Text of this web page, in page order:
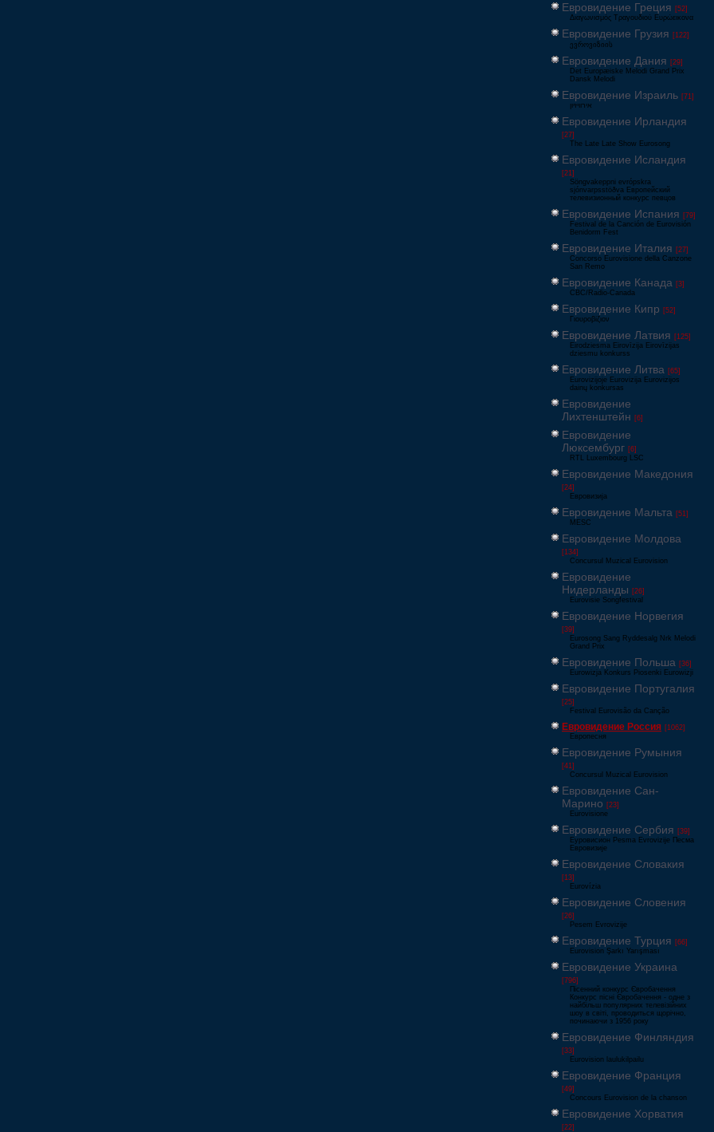
Евровидение Греция [52]
Διαγωνισμός Τραγουδιού Ευρώεικονα
Евровидение Грузия [122]
ევროვიზიის
Евровидение Дания [29]
Det Europæiske Melodi Grand Prix
Dansk Melodi
Евровидение Израиль [71]
‏אירוויזיון
Евровидение Ирландия
[27]
The Late Late Show Eurosong
Евровидение Исландия
[21]
Söngvakeppni evrópskra
sjónvarpsstöðva Европейский
телевизионный конкурс певцов
Евровидение Испания [79]
Festival de la Canción de Eurovisión
Benidorm Fest
Евровидение Италия [27]
Concorso Eurovisione della Canzone
San Remo
Евровидение Канада [3]
CBC/Radio-Canada
Евровидение Кипр [52]
Γιουροβίζιον
Евровидение Латвия [125]
Eirodziesma Eirovīzija Eirovīzijas
dziesmu konkurss
Евровидение Литва [65]
Eurovizijoje Eurovizija Eurovizijos
dainų konkursas
Евровидение
Лихтенштейн [6]
Евровидение
Люксембург [6]
RTL Luxembourg LSC
Евровидение Македония
[24]
Евровизија
Евровидение Мальта [51]
MESC
Евровидение Молдова
[134]
Concursul Muzical Eurovision
Евровидение
Нидерланды [26]
Eurovisie Songfestival
Евровидение Норвегия
[39]
Eurosong Sang Ryddesalg Nrk Melodi
Grand Prix
Евровидение Польша [36]
Eurowizja Konkurs Piosenki Eurowizji
Евровидение Португалия
[25]
Festival Eurovisão da Canção
Евровидение Россия [1062]
Европесня
Евровидение Румыния
[41]
Concursul Muzical Eurovision
Евровидение Сан-
Марино [23]
Eurovisione
Евровидение Сербия [39]
Еуровисион Pesma Evrovizije Песма
Евровизије
Евровидение Словакия
[13]
Eurovízia
Евровидение Словения
[26]
Pesem Evrovizije
Евровидение Турция [66]
Eurovision Şarkı Yarışması
Евровидение Украина
[796]
Пісенний конкурс Євробачення
Конкурс пісні Євробачення - одне з
найбільш популярних телевізійних
шоу в світі, проводиться щорічно,
починаючи з 1956 року
Евровидение Финляндия
[33]
Eurovision laulukilpailu
Евровидение Франция
[49]
Concours Eurovision de la chanson
Евровидение Хорватия
[22]